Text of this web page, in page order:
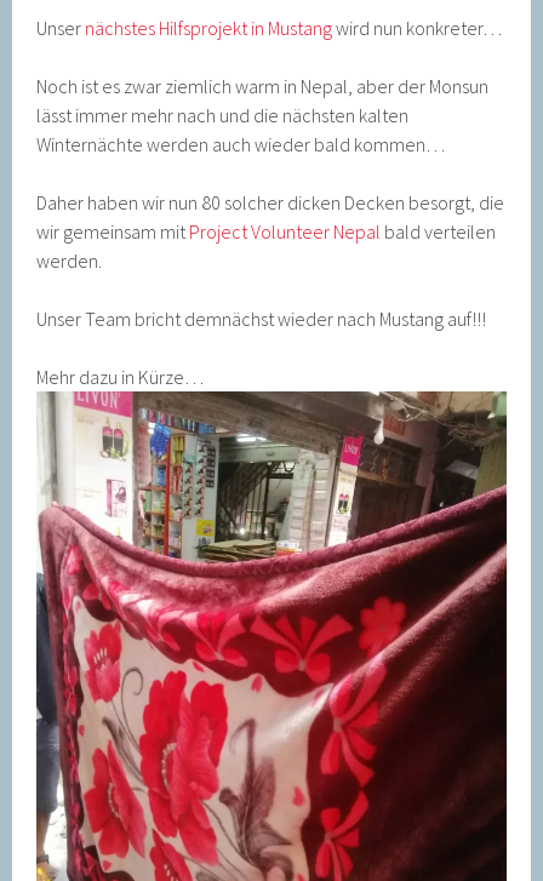
Unser nächstes Hilfsprojekt in Mustangwird nun konkreter…
Noch ist es zwar ziemlich warm in Nepal, aber der Monsun
lässt immer mehr nach und die nächsten kalten
Winternächte werden auch wieder bald kommen…
Daher haben wir nun 80 solcher dicken Decken besorgt, die
wir gemeinsam mit Project Volunteer Nepal bald verteilen
werden.
Unser Team bricht demnächst wieder nach Mustang auf!!!
Mehr dazu in Kürze…